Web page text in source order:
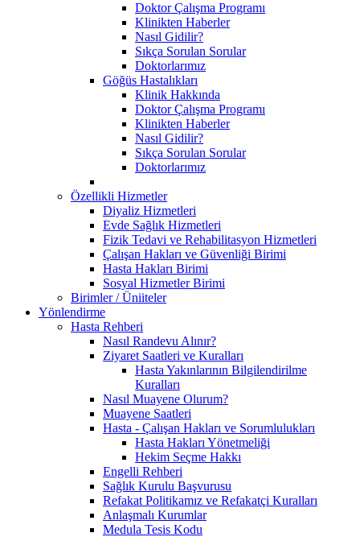
Doktor Çalışma Programı
Klinikten Haberler
Nasıl Gidilir?
Sıkça Sorulan Sorular
Doktorlarımız
Göğüs Hastalıkları
Klinik Hakkında
Doktor Çalışma Programı
Klinikten Haberler
Nasıl Gidilir?
Sıkça Sorulan Sorular
Doktorlarımız
Özellikli Hizmetler
Diyaliz Hizmetleri
Evde Sağlık Hizmetleri
Fizik Tedavi ve Rehabilitasyon Hizmetleri
Çalışan Hakları ve Güvenliği Birimi
Hasta Hakları Birimi
Sosyal Hizmetler Birimi
Birimler / Üniiteler
Yönlendirme
Hasta Rehberi
Nasıl Randevu Alınır?
Ziyaret Saatleri ve Kuralları
Hasta Yakınlarının Bilgilendirilme
Kuralları
Nasıl Muayene Olurum?
Muayene Saatleri
Hasta - Çalışan Hakları ve Sorumlulukları
Hasta Hakları Yönetmeliği
Hekim Seçme Hakkı
Engelli Rehberi
Sağlık Kurulu Başvurusu
Refakat Politikamız ve Refakatçi Kuralları
Anlaşmalı Kurumlar
Medula Tesis Kodu